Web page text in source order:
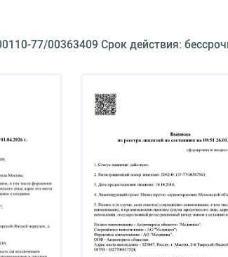
77/00363409 Срок действия: